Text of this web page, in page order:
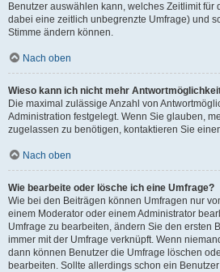
Benutzer auswählen kann, welches Zeitlimit für
dabei eine zeitlich unbegrenzte Umfrage) und
Stimme ändern können.
Nach oben
Wieso kann ich nicht mehr
Die maximal zulässige Anzahl von
Administration festgelegt. Wenn Sie glauben,
zugelassen zu benötigen, kontaktieren Sie
Nach oben
Wie bearbeite oder lösche ich eine Umfrage?
Wie bei den Beiträgen können Umfragen nur
einem Moderator oder einem Administrator
Umfrage zu bearbeiten, ändern Sie den ersten
immer mit der Umfrage verknüpft. Wenn
dann können Benutzer die Umfrage löschen
bearbeiten. Sollte allerdings schon ein